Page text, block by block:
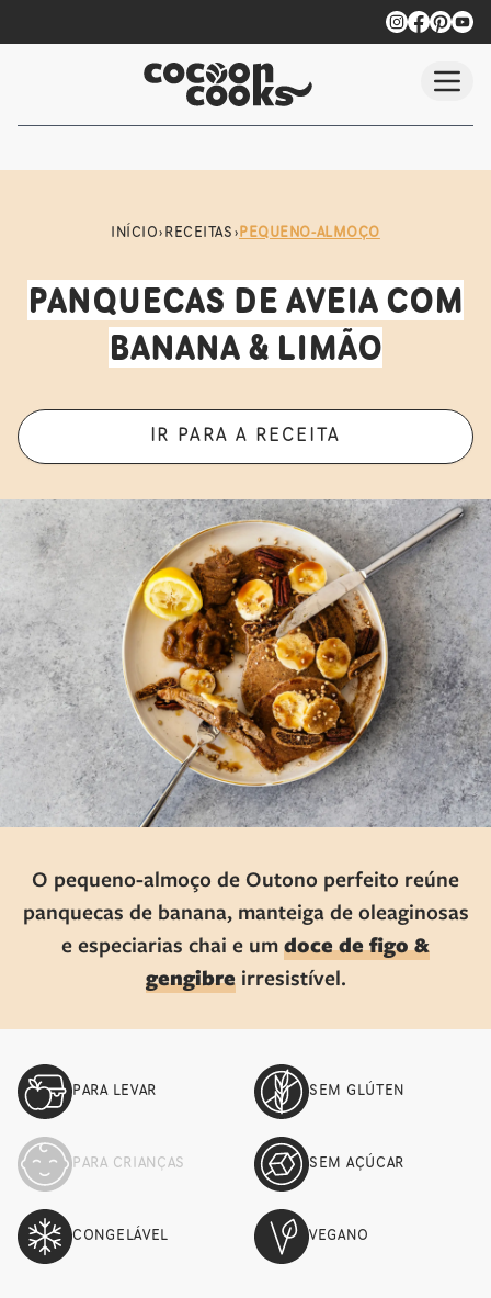
INÍCIO› RECEITAS ›PEQUENO-ALMOÇO
PANQUECAS DE AVEIA COM
BANANA & LIMÃO
IR PARA A RECEITA
O pequeno-almoço de Outono perfeito reúne
panquecas de banana, manteiga de oleaginosas
e especiarias chai e umdoce de figo &
gengibreirresistível.
PARA LEVAR SEM GLÚTEN
PARA CRIANÇAS SEM AÇÚCAR
CONGELÁVEL VEGANO